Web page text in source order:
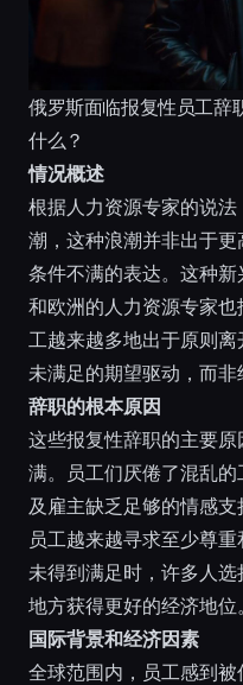
俄罗斯面临报复性员工辞
什么？
情况概述
根据人力资源专家的说
潮，这种浪潮并非出于
条件不满的表达。这种
和欧洲的人力资源专家
工越来越多地出于原则
未满足的期望驱动，而非
辞职的根本原因
这些报复性辞职的主要
满。员工们厌倦了混乱
及雇主缺乏足够的情感
员工越来越寻求至少尊
未得到满足时，许多人
地方获得更好的经济地位。
国际背景和经济因素
全球范围内，员工感到